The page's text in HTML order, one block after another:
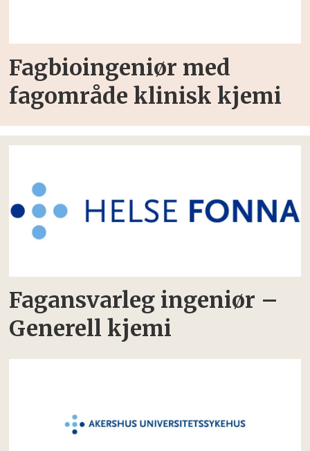
Fagbioingeniør med
fagområde klinisk kjemi
Fagansvarleg ingeniør –
Generell kjemi